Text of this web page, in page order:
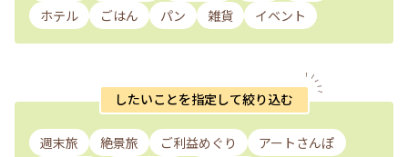
ホテル
ごはん パン 雑貨 イベント
したいことを指定して絞り込む
週末旅 絶景旅 ご利益めぐり
アートさんぽ